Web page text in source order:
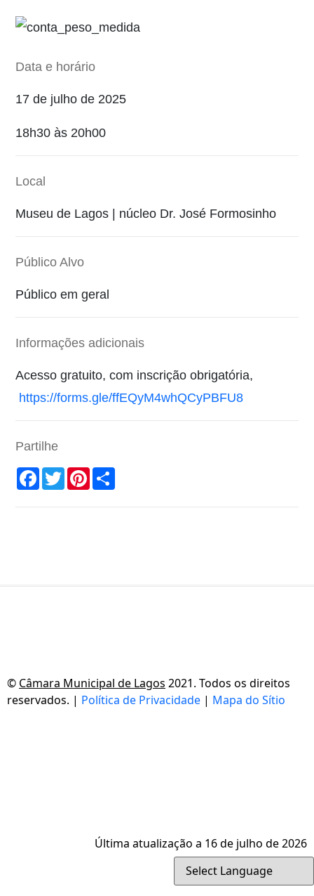
Data e horário
17 de julho de 2025
18h30 às 20h00
Local
Museu de Lagos | núcleo Dr. José Formosinho
Público Alvo
Público em geral
Informações adicionais
Acesso gratuito, com inscrição obrigatória,
https://forms.gle/ffEQyM4whQCyPBFU8
Partilhe
Facebook
TwitterPinterest
© Câmara Municipal de Lagos 2021. Todos os direitos
reservados. | Política de Privacidade | Mapa do Sítio
Última atualização a 16 de julho de 2026